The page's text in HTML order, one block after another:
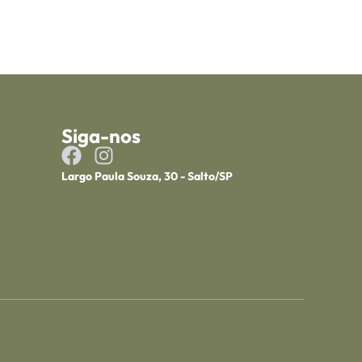
Siga-nos
Largo Paula Souza, 30 - Salto/SP